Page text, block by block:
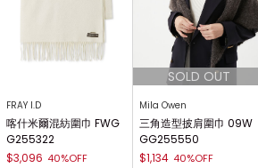
FRAY I.D
喀什米爾混紡圍巾 FWG
G255322
$3,096 40%OFF
Mila Owen
三角造型披肩圍巾 09W
GG255550
$1,134 40%OFF